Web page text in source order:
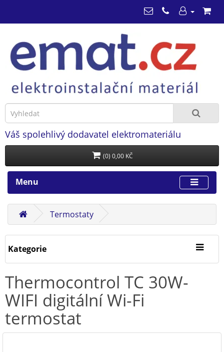
Váš spolehlivý dodavatel elektromateriálu
(0) 0,00 KČ
Menu
Termostaty
Kategorie
Thermocontrol TC 30W-
WIFI digitální Wi-Fi
termostat